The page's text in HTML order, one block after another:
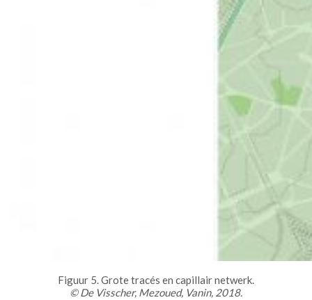
Figuur 5. Grote tracés en capillair netwerk.
© De Visscher, Mezoued, Vanin, 2018.